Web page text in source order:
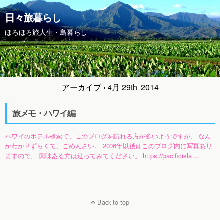
日々旅暮らし
ほろほろ旅人生・島暮らし
アーカイブ › 4月 29th, 2014
旅メモ・ハワイ編
ハワイのホテル検索で、このブログを訪れる方が多いようですが、 なん
かわかりずらくて、ごめんさい。 2006年以後はこのブログ内に写真あり
ますので、 興味ある方は辿ってみてください。 https://pacificisla …
Back to top